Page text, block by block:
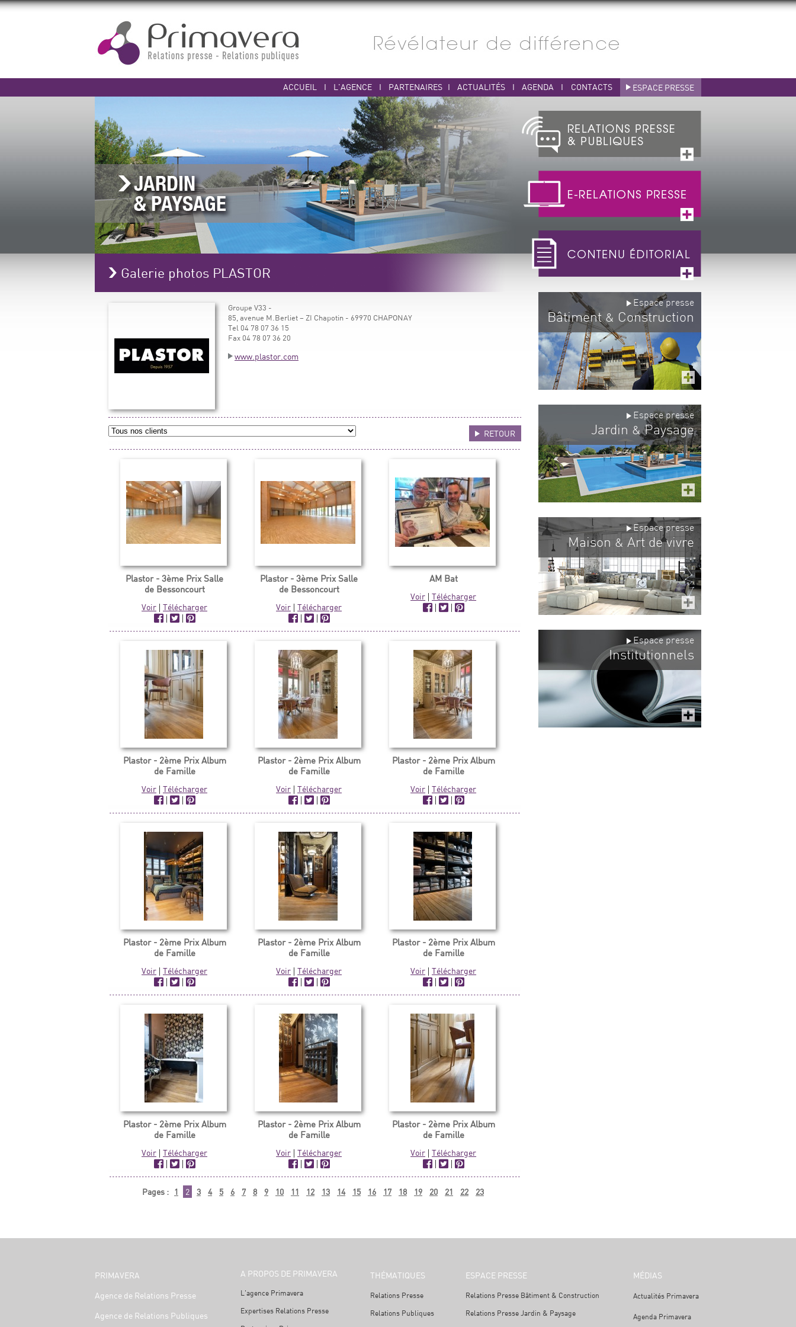
ACCUEIL I L'AGENCE I PARTENAIRES I ACTUALITÉS I AGENDA I CONTACTS ESPACE PRESSE
Galerie photos PLASTOR
Groupe V33 -
85, avenue M.Berliet – ZI Chapotin - 69970 CHAPONAY
Tel 04 78 07 36 15
Fax 04 78 07 36 20
www.plastor.com
RETOUR
Plastor - 3ème Prix Salle
de Bessoncourt
Voir |Télécharger
|
|
Plastor - 3ème Prix Salle
de Bessoncourt
Voir |Télécharger
|
|
AM Bat
Voir |Télécharger
|
|
Plastor - 2ème Prix Album
de Famille
Voir |Télécharger
|
|
Plastor - 2ème Prix Album
de Famille
Voir |Télécharger
|
|
Plastor - 2ème Prix Album
de Famille
Voir |Télécharger
|
|
Plastor - 2ème Prix Album
de Famille
Voir |Télécharger
|
|
Plastor - 2ème Prix Album
de Famille
Voir |Télécharger
|
|
Plastor - 2ème Prix Album
de Famille
Voir |Télécharger
|
|
Plastor - 2ème Prix Album
de Famille
Voir |Télécharger
|
|
Plastor - 2ème Prix Album
de Famille
Voir |Télécharger
|
|
Plastor - 2ème Prix Album
de Famille
Voir |Télécharger
|
|
Pages : 1 2 3 4 5 6 7 8 9 10 11 12 13 14 15 16 17 18 19 20 21 22 23
Espace presse
Bâtiment& Construction
Espace presse
Jardin &Paysage
Espace presse
Maison & Art de vivre
Espace presse
Institutionnels
PRIMAVERA
Agence de Relations Presse
Agence de Relations Publiques
A PROPOS DE PRIMAVERA
L'agence Primavera
Expertises Relations Presse
THÉMATIQUES
Relations Presse
Relations Publiques
ESPACE PRESSE
Relations Presse Bâtiment & Construction
Relations Presse Jardin & Paysage
MÉDIAS
Actualités Primavera
Agenda Primavera